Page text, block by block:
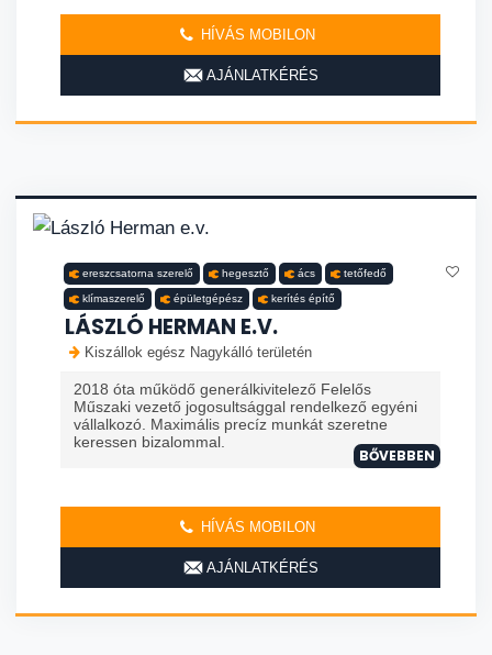
HÍVÁS MOBILON
AJÁNLATKÉRÉS
ereszcsatorna szerelő hegesztő ács tetőfedő
klímaszerelő épületgépész kerítés építő
LÁSZLÓ HERMAN E.V.
Kiszállok egész Nagykálló területén
2018 óta működő generálkivitelező Felelős
Műszaki vezető jogosultsággal rendelkező egyéni
vállalkozó. Maximális precíz munkát szeretne
keressen bizalommal.
BŐVEBBEN
HÍVÁS MOBILON
AJÁNLATKÉRÉS